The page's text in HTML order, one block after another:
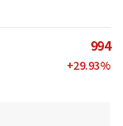
994
+29.93%